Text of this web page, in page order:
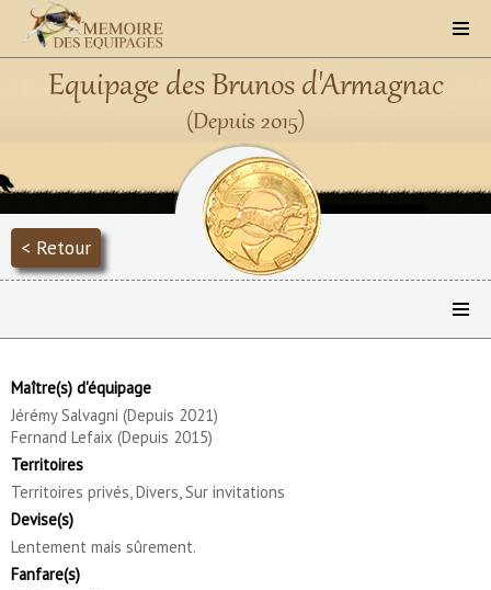
Equipage des Brunos d'Armagnac
(Depuis 2015)
< Retour
Maître(s) d'équipage
Jérémy Salvagni (Depuis 2021)
Fernand Lefaix (Depuis 2015)
Territoires
Territoires privés, Divers, Sur invitations
Devise(s)
Lentement mais sûrement.
Fanfare(s)